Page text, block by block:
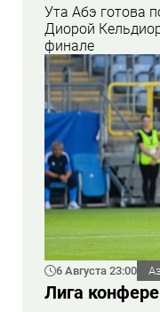
Ута Абэ готова
Диорой
финале
6 Августа 23:00
Лига